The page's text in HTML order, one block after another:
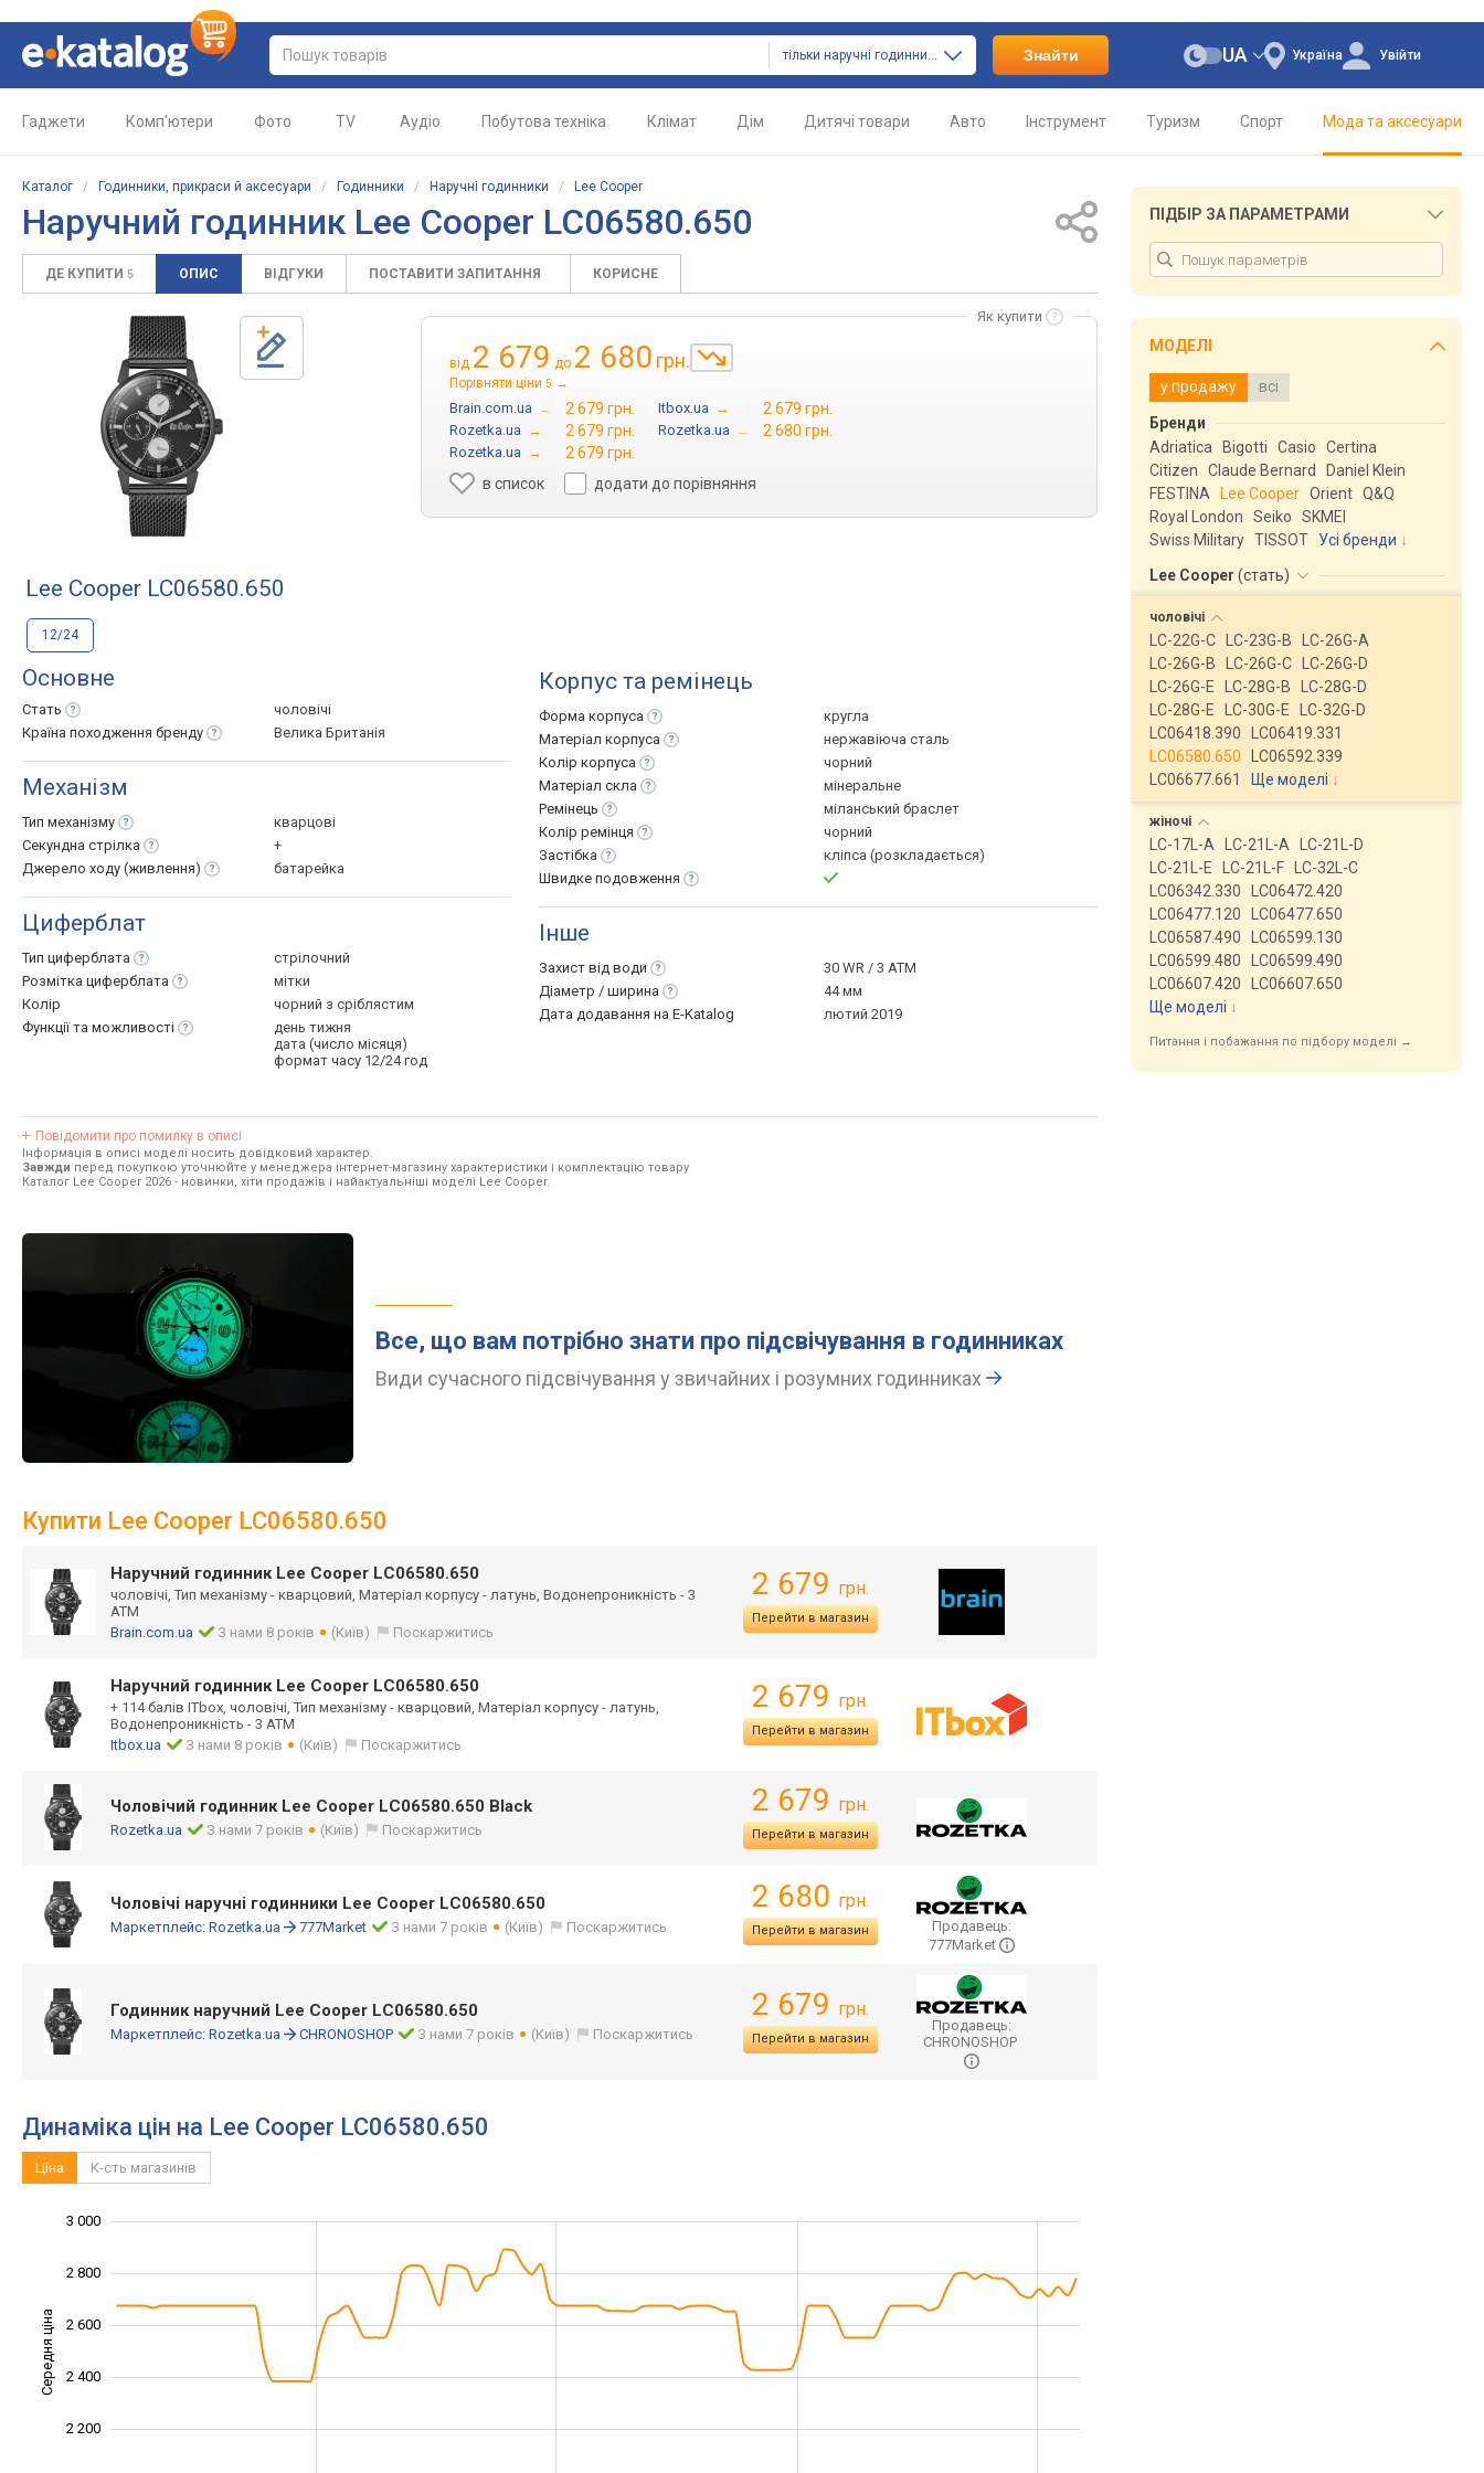
тільки наручні годинники Знайти Україна
UA Увійти
Гаджети Комп'ютери Фото TV Аудіо Побутова техніка Клімат Дім Дитячі товари Авто Інструмент Туризм Спорт Мода та аксесуари
Каталог / Годинники, прикраси й аксесуари / Годинники / Наручні годинники / Lee Cooper
Наручний годинник Lee Cooper LC06580.650
ДЕ КУПИТИ 5 ОПИС ВІДГУКИ ПОСТАВИТИ ЗАПИТАННЯ КОРИСНЕ
Як купити
від 2 679 до 2 680 грн.
Порівняти ціни 5 →
Brain.com.ua → 2 679 грн. Itbox.ua → 2 679 грн.
Rozetka.ua → 2 679 грн. Rozetka.ua → 2 680 грн.
Rozetka.ua →
2 679 грн.
в список
додати до порівняння
Lee Cooper LC06580.650
12/24
Основне
Стать
чоловічі
Країна походження бренду Велика Британія
Механізм
Тип механізму
кварцові
Секундна стрілка
+
Джерело ходу (живлення) батарейка
Циферблат
Тип циферблата
стрілочний
Розмітка циферблата
мітки
Колір
чорний з сріблястим
Функції та можливості
день тижня
дата (число місяця)
формат часу 12/24 год
Корпус та ремінець
Форма корпуса
кругла
Матеріал корпуса
нержавіюча сталь
Колір корпуса
чорний
Матеріал скла
мінеральне
Ремінець
міланський браслет
Колір ремінця
чорний
Застібка
кліпса (розкладається)
Швидке подовження
Інше
Захист від води
30 WR / 3 ATM
Діаметр / ширина
44 мм
Дата додавання на E-Katalog
лютий 2019
Повідомити про помилку в описі
Інформація в описі моделі носить довідковий характер.
Завжди перед покупкою уточнюйте у менеджера інтернет-магазину характеристики і комплектацію товару
Каталог Lee Cooper 2026 - новинки, хіти продажів і найактуальніші моделі Lee Cooper.
Все, що вам потрібно знати про підсвічування в годинниках
Види сучасного підсвічування у звичайних і розумних годинниках
Купити Lee Cooper LC06580.650
Наручний годинник Lee Cooper LC06580.650
чоловічі, Тип механізму - кварцовий, Матеріал корпусу - латунь, Водонепроникність - 3
АТМ
Brain.com.ua
З нами 8 років (Київ) Поскаржитись
2 679 грн.
Перейти в магазин
Наручний годинник Lee Cooper LC06580.650
+ 114 балів ITbox, чоловічі, Тип механізму - кварцовий, Матеріал корпусу - латунь,
Водонепроникність - 3 АТМ
Itbox.ua
З нами 8 років (Київ) Поскаржитись
2 679 грн.
Перейти в магазин
Чоловічий годинник Lee Cooper LC06580.650 Black
Rozetka.ua З нами 7 років (Київ) Поскаржитись
2 679 грн.
Перейти в магазин
Чоловічі наручні годинники Lee Cooper LC06580.650
Маркетплейс: Rozetka.ua 777Market З нами 7 років (Київ) Поскаржитись
2 680 грн.
Перейти в магазин
Продавець:
777Market
Годинник наручний Lee Cooper LC06580.650
Маркетплейс: Rozetka.ua CHRONOSHOP З нами 7 років (Київ) Поскаржитись
2 679 грн.
Перейти в магазин
Продавець:
CHRONOSHOP
Динаміка цін на Lee Cooper LC06580.650
Ціна К-сть магазинів
Середня ціна
2 200
2 400
2 600
2 800
3 000
ПІДБІР ЗА ПАРАМЕТРАМИ
МОДЕЛІ
у продажу всі
Бренди
Adriatica
Bigotti Casio
Certina
Citizen
Claude Bernard
Daniel Klein
FESTINA
Lee Cooper Orient Q&Q
Royal London
Seiko
SKMEI
Swiss Military TISSOT
Усі бренди
Lee Cooper (стать)
чоловічі
LC-22G-C LC-23G-B
LC-26G-A
LC-26G-B
LC-26G-C
LC-26G-D
LC-26G-E
LC-28G-B
LC-28G-D
LC-28G-E
LC-30G-E
LC-32G-D
LC06418.390
LC06419.331
LC06580.650
LC06592.339
LC06677.661
Ще моделі ↓
жіночі
LC-17L-A LC-21L-A
LC-21L-D
LC-21L-E
LC-21L-F
LC-32L-C
LC06342.330
LC06472.420
LC06477.120
LC06477.650
LC06587.490
LC06599.130
LC06599.480
LC06599.490
LC06607.420
LC06607.650
Ще моделі ↓
Питання і побажання по підбору моделі →